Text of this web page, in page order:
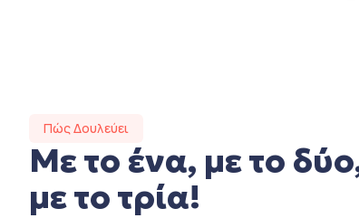
Πώς Δουλεύει
Με το ένα, με το
με το τρία!